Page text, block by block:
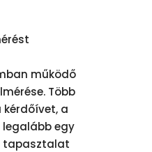
működő
Több
a
egy
tapasztalat